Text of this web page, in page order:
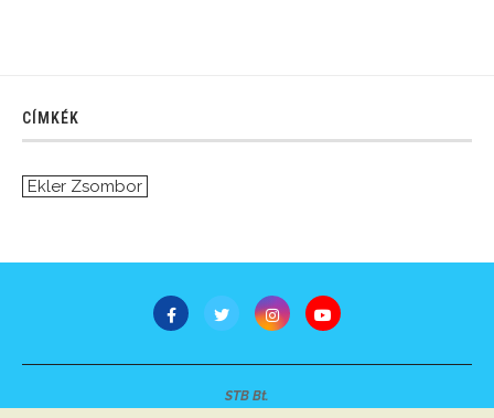
CÍMKÉK
Ekler Zsombor
STB Bt.